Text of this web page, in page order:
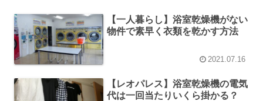
【一人暮らし】浴室乾燥機がない
物件で素早く衣類を乾かす方法
2021.07.16
【レオパレス】浴室乾燥機の電気
代は一回当たりいくら掛かる？